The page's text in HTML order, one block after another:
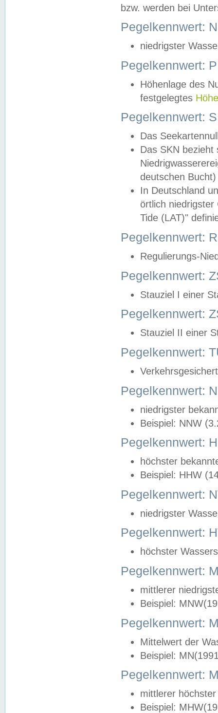
bzw. werden bei
Pegelkennwert:
niedrigster
Pegelkennwert:
Höhenlage des
festgelegtes
Pegelkennwert:
Das
Das SKN
deutschen
In Deutschland
örtlich
Tide (LAT)"
Pegelkennwert:
Regulierungs-
Pegelkennwert:
Stauziel I einer
Pegelkennwert:
Stauziel II einer
Pegelkennwert:
Pegelkennwert:
niedrigster
Beispiel: NNW
Pegelkennwert:
höchster
Beispiel: HHW
Pegelkennwert:
niedrigster
Pegelkennwert:
höchster
Pegelkennwert:
mittlerer
Beispiel:
Pegelkennwert:
Mittelwert der
Beispiel:
Pegelkennwert:
mittlerer
Beispiel: